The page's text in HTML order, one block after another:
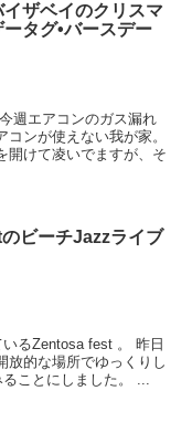
イザベイのクリスマ
タグ•バースデー
週エアコンのガス漏れ
ンが使えない我が家。
開けて凌いでますが、そ
ビーチJazzライブ
るZentosa fest 。 昨日
放的な場所でゆっくりし
ことにしました。 ...